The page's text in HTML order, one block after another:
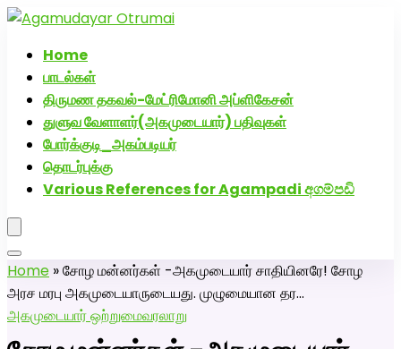
Home
பாடல்கள்
திருமண தகவல்-மேட்ரிமோனி அப்ளிகேசன்
துளுவ வேளாளர்(அகமுடையார்) பதிவுகள்
போர்க்குடி_அகம்படியர்
தொடர்புக்கு
Various References for Agampadi අගම්පඩි
Home »சோழ மன்னர்கள் -அகமுடையார் சாதியினரே! சோழ
அரச மரபு அகமுடையாருடையது. முழுமையான தர…
அகமுடையார் ஒற்றுமைவரலாறு
அகமுடையார் திருமண வரன்களுக்கு அகமுடையார்மேட்ரி-பெண்